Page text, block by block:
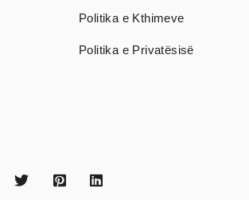
Politika e Kthimeve
Politika e Privatësisë